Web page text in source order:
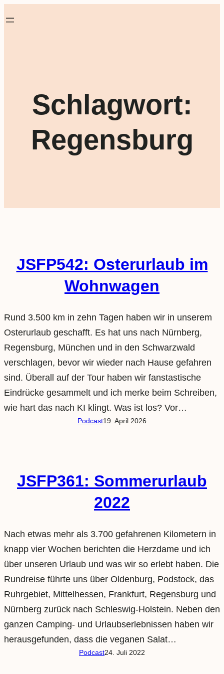
Schlagwort:
Regensburg
JSFP542: Osterurlaub im
Wohnwagen
Rund 3.500 km in zehn Tagen haben wir in unserem
Osterurlaub geschafft. Es hat uns nach Nürnberg,
Regensburg, München und in den Schwarzwald
verschlagen, bevor wir wieder nach Hause gefahren
sind. Überall auf der Tour haben wir fanstastische
Eindrücke gesammelt und ich merke beim Schreiben,
wie hart das nach KI klingt. Was ist los? Vor…
Podcast19. April 2026
JSFP361: Sommerurlaub
2022
Nach etwas mehr als 3.700 gefahrenen Kilometern in
knapp vier Wochen berichten die Herzdame und ich
über unseren Urlaub und was wir so erlebt haben. Die
Rundreise führte uns über Oldenburg, Podstock, das
Ruhrgebiet, Mittelhessen, Frankfurt, Regensburg und
Nürnberg zurück nach Schleswig-Holstein. Neben den
ganzen Camping- und Urlaubserlebnissen haben wir
herausgefunden, dass die veganen Salat…
Podcast24. Juli 2022